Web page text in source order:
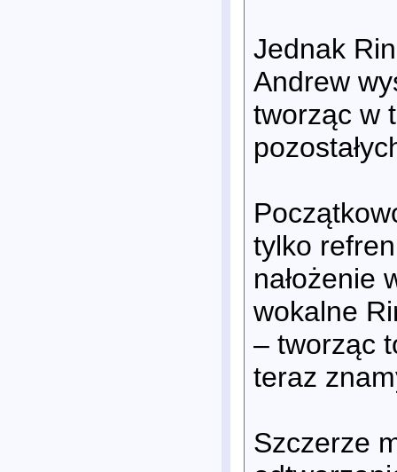
Jednak
Andrew
tworząc w
tylko
nałożenie
wokalne
– tworząc
teraz
Szczerze